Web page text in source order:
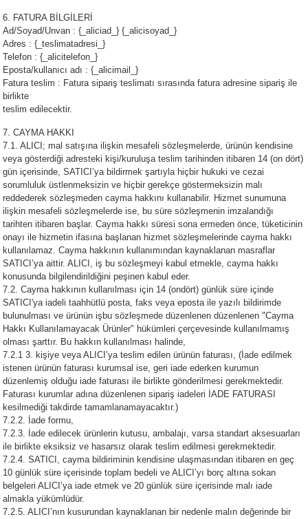
6. FATURA BİLGİLERİ
Ad/Soyad/Unvan : {_aliciad_} {_alicisoyad_}
Adres : {_teslimatadresi_}
Telefon : {_alicitelefon_}
Eposta/kullanıcı adı : {_alicimail_}
Fatura teslim : Fatura sipariş teslimatı sırasında fatura adresine sipariş ile
birlikte
teslim edilecektir.
7. CAYMA HAKKI
7.1. ALICI; mal satışına ilişkin mesafeli sözleşmelerde, ürünün kendisine
veya gösterdiği adresteki kişi/kuruluşa teslim tarihinden itibaren 14 (on dört)
gün içerisinde, SATICI’ya bildirmek şartıyla hiçbir hukuki ve cezai
sorumluluk üstlenmeksizin ve hiçbir gerekçe göstermeksizin malı
reddederek sözleşmeden cayma hakkını kullanabilir. Hizmet sunumuna
ilişkin mesafeli sözleşmelerde ise, bu süre sözleşmenin imzalandığı
tarihten itibaren başlar. Cayma hakkı süresi sona ermeden önce, tüketicinin
onayı ile hizmetin ifasına başlanan hizmet sözleşmelerinde cayma hakkı
kullanılamaz. Cayma hakkının kullanımından kaynaklanan masraflar
SATICI’ya aittir. ALICI, iş bu sözleşmeyi kabul etmekle, cayma hakkı
konusunda bilgilendirildiğini peşinen kabul eder.
7.2. Cayma hakkının kullanılması için 14 (ondört) günlük süre içinde
SATICI'ya iadeli taahhütlü posta, faks veya eposta ile yazılı bildirimde
bulunulması ve ürünün işbu sözleşmede düzenlenen düzenlenen "Cayma
Hakkı Kullanılamayacak Ürünler" hükümleri çerçevesinde kullanılmamış
olması şarttır. Bu hakkın kullanılması halinde,
7.2.1 3. kişiye veya ALICI’ya teslim edilen ürünün faturası, (İade edilmek
istenen ürünün faturası kurumsal ise, geri iade ederken kurumun
düzenlemiş olduğu iade faturası ile birlikte gönderilmesi gerekmektedir.
Faturası kurumlar adına düzenlenen sipariş iadeleri İADE FATURASI
kesilmediği takdirde tamamlanamayacaktır.)
7.2.2. İade formu,
7.2.3. İade edilecek ürünlerin kutusu, ambalajı, varsa standart aksesuarları
ile birlikte eksiksiz ve hasarsız olarak teslim edilmesi gerekmektedir.
7.2.4. SATICI, cayma bildiriminin kendisine ulaşmasından itibaren en geç
10 günlük süre içerisinde toplam bedeli ve ALICI’yı borç altına sokan
belgeleri ALICI’ya iade etmek ve 20 günlük süre içerisinde malı iade
almakla yükümlüdür.
7.2.5. ALICI’nın kusurundan kaynaklanan bir nedenle malın değerinde bir